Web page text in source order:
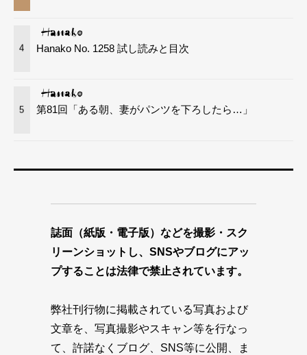
4 Hanako No. 1258 試し読みと目次
5 第81回「ある朝、妻がパンツを下ろしたら…」
誌面（紙版・電子版）などを撮影・スク
リーンショットし、SNSやブログにアッ
プすることは法律で禁止されています。
弊社刊行物に掲載されている写真および
文章を、写真撮影やスキャン等を行なっ
て、許諾なくブログ、SNS等に公開、ま